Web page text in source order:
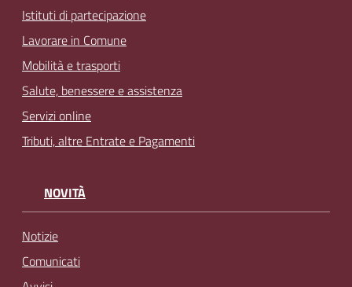
Istituti di partecipazione
Lavorare in Comune
Mobilità e trasporti
Salute, benessere e assistenza
Servizi online
Tributi, altre Entrate e Pagamenti
NOVITÀ
Notizie
Comunicati